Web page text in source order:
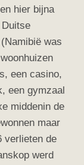
hier bijna
was
een casino,
een gymzaal
middenin de
maar
verlieten de
werd